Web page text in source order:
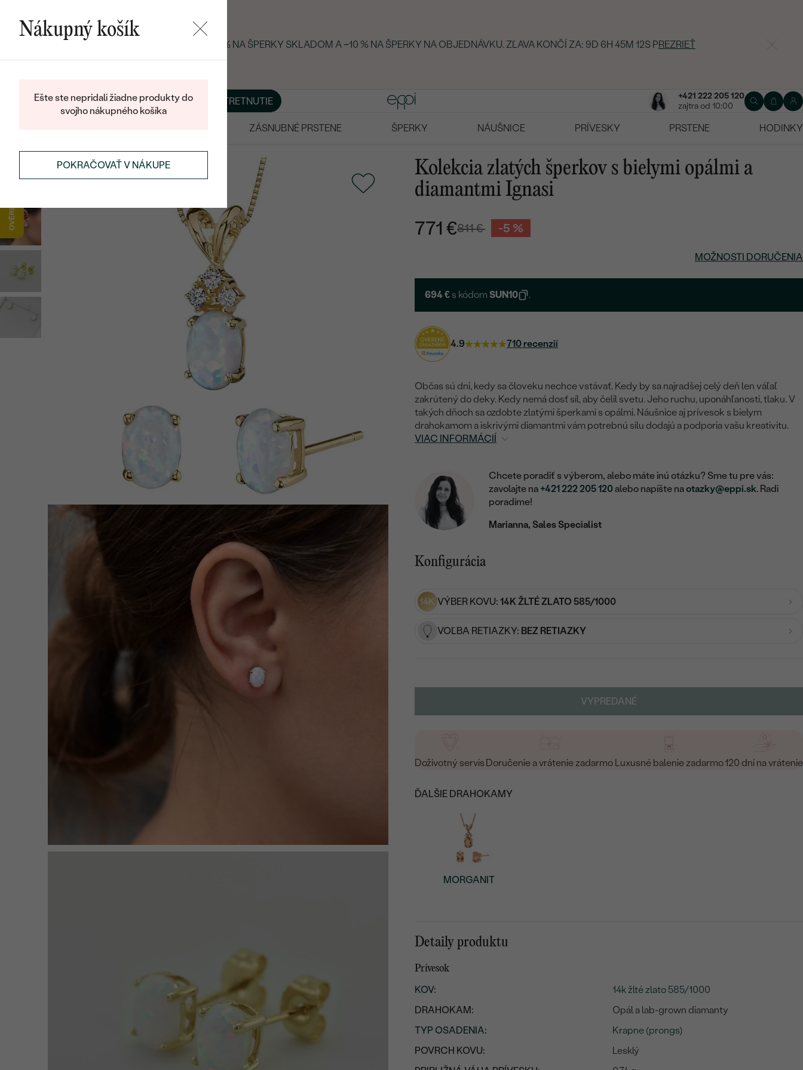
LETNÝ BLACK FRIDAY: −25 % NA ŠPERKY SKLADOM A −10 % NA ŠPERKY NA OBJEDNÁVKU. ZĽAVA KONČÍ ZA:9D 6H 45M 11SPREZRIEŤ
BLOGŠPERKY NA MIERU DOHODNÚŤ STRETNUTIE
+421 222 205 120
zajtra od 10:00
ZÁSNUBNÉ PRSTENE ŠPERKY NÁUŠNICE PRÍVESKY PRSTENE
HODINKY
SETYZLATÉ SETY
Kolekcia zlatých šperkov s bielymi opálmi a
diamantmi Ignasi
771 €811 € -5 %
MOŽNOSTI DORUČENIA
694 € s kódomSUN10 .
4.9 710 recenzií
Občas sú dni, kedy sa človeku nechce vstávať. Kedy by sa najradšej celý deň len váľaľ
zakrútený do deky. Kedy nemá dosť síl, aby čelil svetu. Jeho ruchu, uponáhľanosti, tlaku. V
takých dňoch sa ozdobte zlatými šperkami s opálmi. Náušnice aj prívesok s bielym
drahokamom a iskrivými diamantmi vám potrebnú silu dodajú a podporia vašu kreativitu.
VIAC INFORMÁCIÍ
Chcete poradiť s výberom, alebo máte inú otázku? Sme tu pre vás:
zavolajte na +421 222 205 120alebo napíšte naotazky@eppi.sk. Radi
poradíme!
Marianna, Sales Specialist
Konfigurácia
14K VÝBER KOVU: 14K ŽLTÉ ZLATO 585/1000
VOĽBA RETIAZKY: BEZ RETIAZKY
VYPREDANÉ
Doživotný servis Doručenie a vrátenie zadarmo Luxusné balenie zadarmo120 dní na vrátenie
ĎALŠIE DRAHOKAMY
MORGANIT
Detaily produktu
Prívesok
KOV:
14k žlté zlato 585/1000
DRAHOKAM:
Opál a lab-grown diamanty
TYP OSADENIA:
Krapne (prongs)
POVRCH KOVU:
Lesklý
Nákupný košík
Ešte ste nepridali žiadne produkty do
svojho nákupného košíka
POKRAČOVAŤ V NÁKUPE